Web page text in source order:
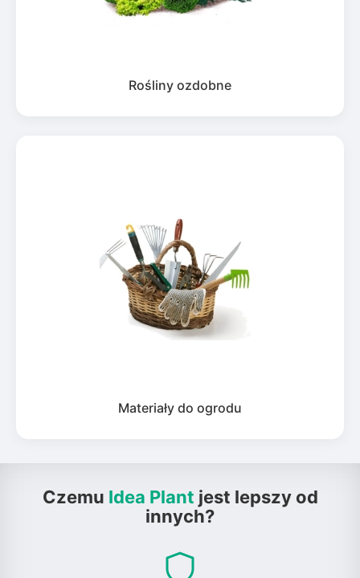
Rośliny ozdobne
Materiały do ogrodu
Czemu Idea Plant jest lepszy od
innych?